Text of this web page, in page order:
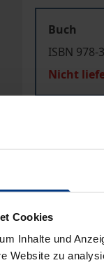
Cookies
Inhalte und
Website zu
Buch
ISBN 978-
Nicht